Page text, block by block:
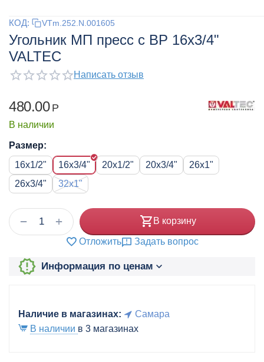
КОД: VTm.252.N.001605
Угольник МП пресс с ВР 16x3/4"
VALTEC
Написать отзыв
480.00 Р
В наличии
Размер:
16x1/2"
16x3/4" 20x1/2" 20x3/4"
26x1"
26x3/4"
32x1"
+
− В корзину
Отложить Задать вопрос
Информация по ценам
Наличие в магазинах:
Самара
В наличии в 3 магазинах